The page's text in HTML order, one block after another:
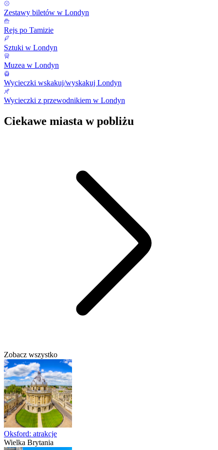
Zestawy biletów w Londyn
Rejs po Tamizie
Sztuki w Londyn
Muzea w Londyn
Wycieczki wskakuj/wyskakuj Londyn
Wycieczki z przewodnikiem w Londyn
Ciekawe miasta w pobliżu
Zobacz wszystko
Oksford: atrakcje
Wielka Brytania